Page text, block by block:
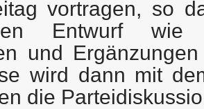
vortragen, so
Entwurf
und
wird dann mit
die